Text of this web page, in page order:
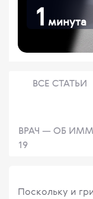
1 минута
ВСЕ СТАТЬИ
ВРАЧ — ОБ
19
Поскольку и